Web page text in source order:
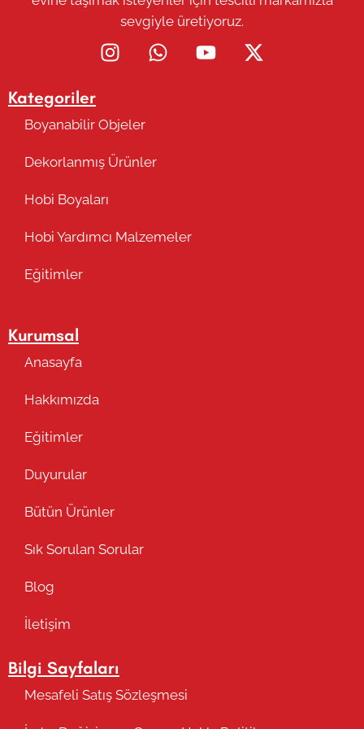
sevgiyle üretiyoruz.
Kategoriler
Boyanabilir Objeler
Dekorlanmış Ürünler
Hobi Boyaları
Hobi Yardımcı Malzemeler
Eğitimler
Kurumsal
Anasayfa
Hakkımızda
Eğitimler
Duyurular
Bütün Ürünler
Sık Sorulan Sorular
Blog
İletişim
Bilgi Sayfaları
Mesafeli Satış Sözleşmesi